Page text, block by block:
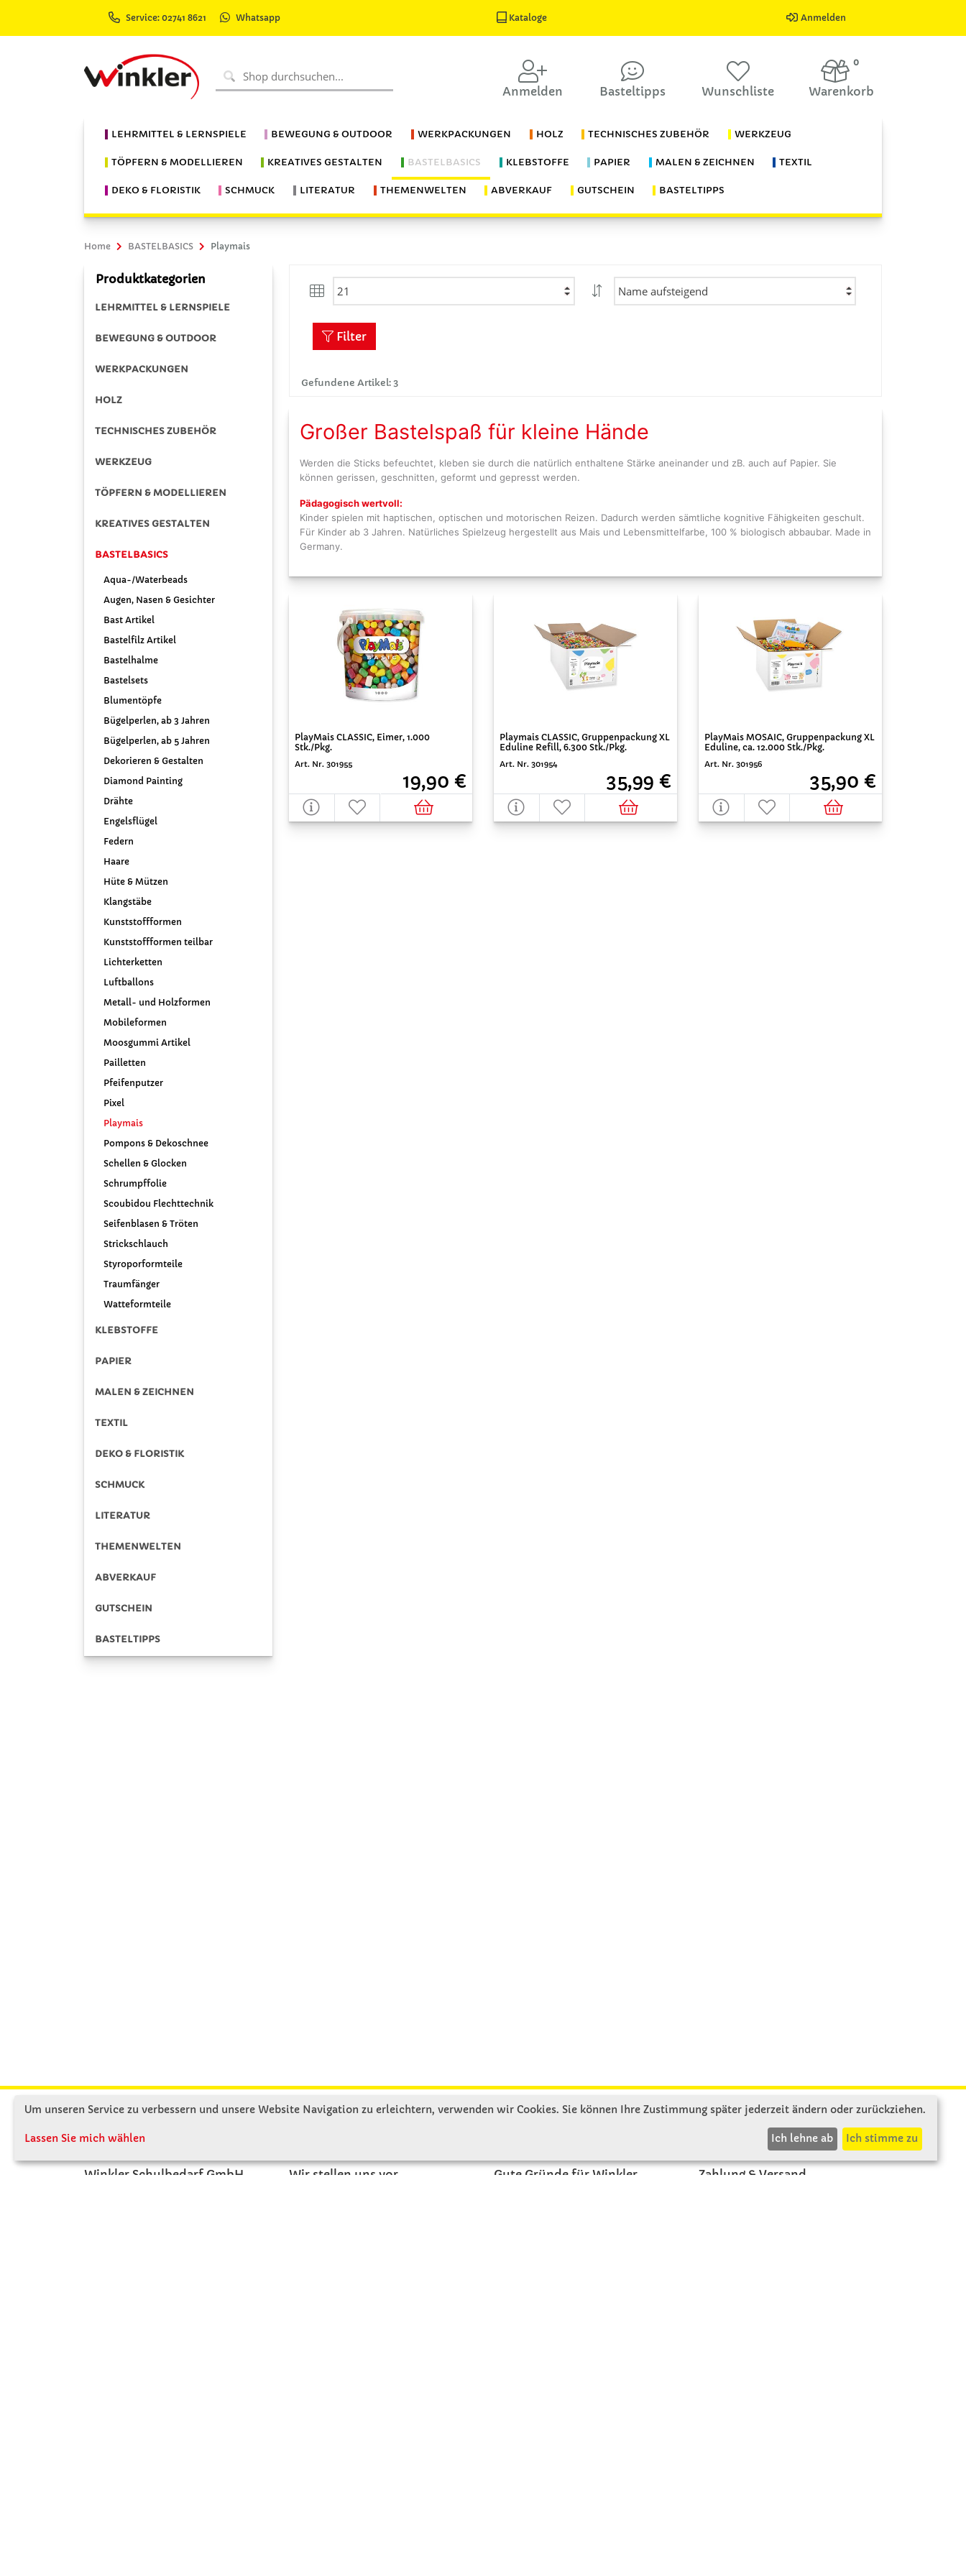
Service: 02741 8621 Whatsapp Kataloge Anmelden
Anmelden Basteltipps Wunschliste
0
Warenkorb
LEHRMITTEL & LERNSPIELE BEWEGUNG & OUTDOOR WERKPACKUNGEN HOLZ TECHNISCHES ZUBEHÖR WERKZEUG
TÖPFERN & MODELLIEREN KREATIVES GESTALTEN BASTELBASICS KLEBSTOFFE PAPIER MALEN & ZEICHNEN TEXTIL
DEKO & FLORISTIK SCHMUCK LITERATUR THEMENWELTEN ABVERKAUF GUTSCHEIN BASTELTIPPS
Home BASTELBASICS Playmais
Produktkategorien
LEHRMITTEL & LERNSPIELE
BEWEGUNG & OUTDOOR
WERKPACKUNGEN
HOLZ
TECHNISCHES ZUBEHÖR
WERKZEUG
TÖPFERN & MODELLIEREN
KREATIVES GESTALTEN
BASTELBASICS
Aqua-/Waterbeads
Augen, Nasen & Gesichter
Bast Artikel
Bastelfilz Artikel
Bastelhalme
Bastelsets
Blumentöpfe
Bügelperlen, ab 3 Jahren
Bügelperlen, ab 5 Jahren
Dekorieren & Gestalten
Diamond Painting
Drähte
Engelsflügel
Federn
Haare
Hüte & Mützen
Klangstäbe
Kunststoffformen
Kunststoffformen teilbar
Lichterketten
Luftballons
Metall- und Holzformen
Mobileformen
Moosgummi Artikel
Pailletten
Pfeifenputzer
Pixel
Playmais
Pompons & Dekoschnee
Schellen & Glocken
Schrumpffolie
Scoubidou Flechttechnik
Seifenblasen & Tröten
Strickschlauch
Styroporformteile
Traumfänger
Watteformteile
KLEBSTOFFE
PAPIER
MALEN & ZEICHNEN
TEXTIL
DEKO & FLORISTIK
SCHMUCK
LITERATUR
THEMENWELTEN
ABVERKAUF
GUTSCHEIN
BASTELTIPPS
Gefundene Artikel: 3
Filter
Großer Bastelspaß für kleine Hände
Werden die Sticks befeuchtet, kleben sie durch die natürlich enthaltene Stärke aneinander und zB. auch auf Papier. Sie
können gerissen, geschnitten, geformt und gepresst werden.
Pädagogisch wertvoll:
Kinder spielen mit haptischen, optischen und motorischen Reizen. Dadurch werden sämtliche kognitive Fähigkeiten geschult.
Für Kinder ab 3 Jahren. Natürliches Spielzeug hergestellt aus Mais und Lebensmittelfarbe, 100 % biologisch abbaubar. Made in
Germany.
PlayMais CLASSIC, Eimer, 1.000
Stk./Pkg.
Art. Nr. 301955
19,90 €
Playmais CLASSIC, Gruppenpackung XL
Eduline Refill, 6.300 Stk./Pkg.
Art. Nr. 301954
35,99 €
PlayMais MOSAIC, Gruppenpackung XL
Eduline, ca. 12.000 Stk./Pkg.
Art. Nr. 301956
35,90 €
KONTAKT
Winkler Schulbedarf GmbH
Wir stellen uns vor
Gute Gründe für Winkler
Zahlung & Versand
Um unseren Service zu verbessern und unsere Website Navigation zu erleichtern, verwenden wir Cookies. Sie können Ihre Zustimmung später jederzeit ändern oder zurückziehen.
Lassen Sie mich wählen Ich lehne ab Ich stimme zu